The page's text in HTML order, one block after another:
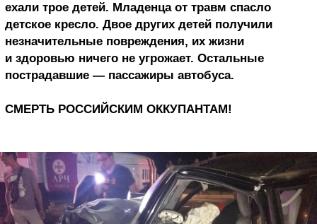
ехали трое детей. Младенца от травм спасло
детское кресло. Двое других детей получили
незначительные повреждения, их жизни
и здоровью ничего не угрожает. Остальные
пострадавшие — пассажиры автобуса.
СМЕРТЬ РОССИЙСКИМ ОККУПАНТАМ!